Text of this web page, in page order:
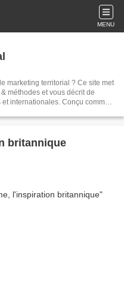
MENU
territorial ? Ce site met
méthodes et vous décrit de
internationales. Conçu comme
que plus de 1600 articles à lire
britannique